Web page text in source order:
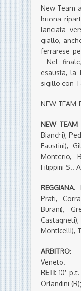
New Team
buona
lanciata
giallo,
ferrarese
Nel
esausta, la
sigillo con
NEW TEAM-
NEW TEAM
Bianchi),
Faustini),
Montorio,
Filippini S..
REGGIANA:
Prati,
Burani),
Monticelli),
ARBITRO:
Veneto.
RETI: 10′
Orlandini